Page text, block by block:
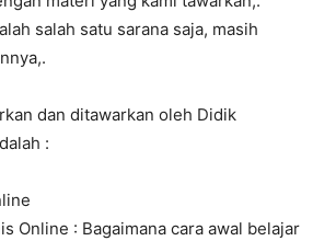
salah satu sarana saja, masih
dan ditawarkan oleh Didik
:
Online : Bagaimana cara awal belajar